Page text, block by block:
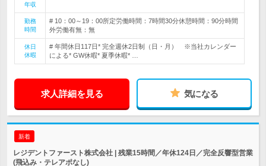
年収
勤務
時間
# 10：00～19：00所定労働時間：7時間30分休憩時間：90分時間
外労働有無：無
休日
休暇
# 年間休日117日* 完全週休2日制（日・月） ※当社カレンダー
による* GW休暇* 夏季休暇* …
求人詳細を見る 気になる
新着
レジデントファースト株式会社 | 残業15時間／年休124日／完全反響型営業
(飛込み・テレアポなし)